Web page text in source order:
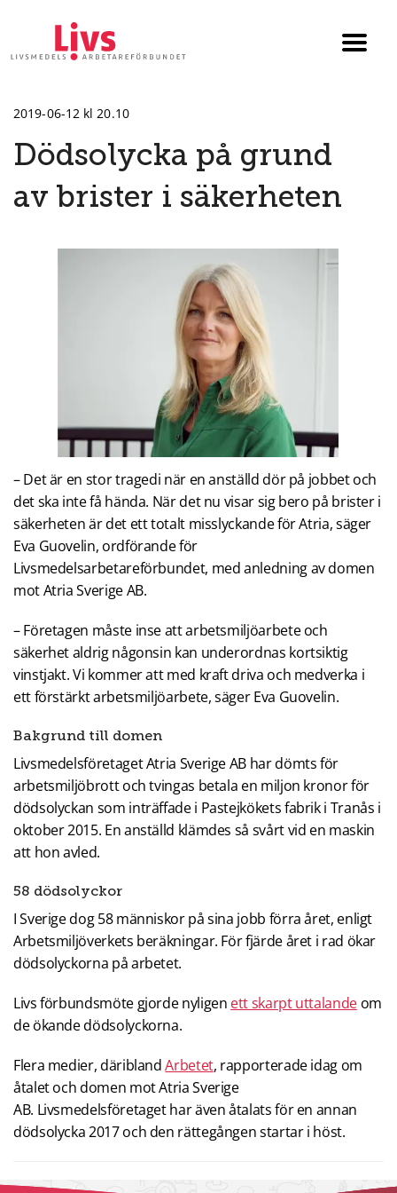
2019-06-12 kl 20.10
Dödsolycka på grund
av brister i säkerheten
– Det är en stor tragedi när en anställd dör på jobbet och
det ska inte få hända. När det nu visar sig bero på brister i
säkerheten är det ett totalt misslyckande för Atria, säger
Eva Guovelin, ordförande för
Livsmedelsarbetareförbundet, med anledning av domen
mot Atria Sverige AB.
– Företagen måste inse att arbetsmiljöarbete och
säkerhet aldrig någonsin kan underordnas kortsiktig
vinstjakt. Vi kommer att med kraft driva och medverka i
ett förstärkt arbetsmiljöarbete, säger Eva Guovelin.
Bakgrund till domen
Livsmedelsföretaget Atria Sverige AB har dömts för
arbetsmiljöbrott och tvingas betala en miljon kronor för
dödsolyckan som inträffade i Pastejkökets fabrik i Tranås i
oktober 2015. En anställd klämdes så svårt vid en maskin
att hon avled.
58 dödsolyckor
I Sverige dog 58 människor på sina jobb förra året, enligt
Arbetsmiljöverkets beräkningar. För fjärde året i rad ökar
dödsolyckorna på arbetet.
Livs förbundsmöte gjorde nyligen ett skarpt uttalandeom
de ökande dödsolyckorna.
Flera medier, däriblandArbetet, rapporterade idag om
åtalet och domen mot Atria Sverige
AB. Livsmedelsföretaget har även åtalats för en annan
dödsolycka 2017 och den rättegången startar i höst.